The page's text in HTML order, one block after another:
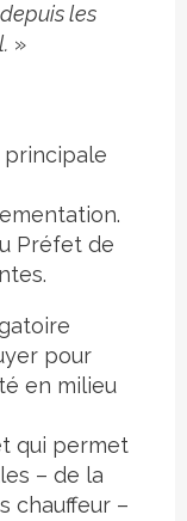
les
»
principale
Préfet de
pour
en milieu
qui permet
– de la
chauffeur –